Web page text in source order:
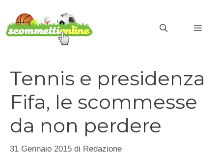
contenuto
Tennis e presidenza
Fifa, le scommesse
da non perdere
31 Gennaio 2015 di Redazione